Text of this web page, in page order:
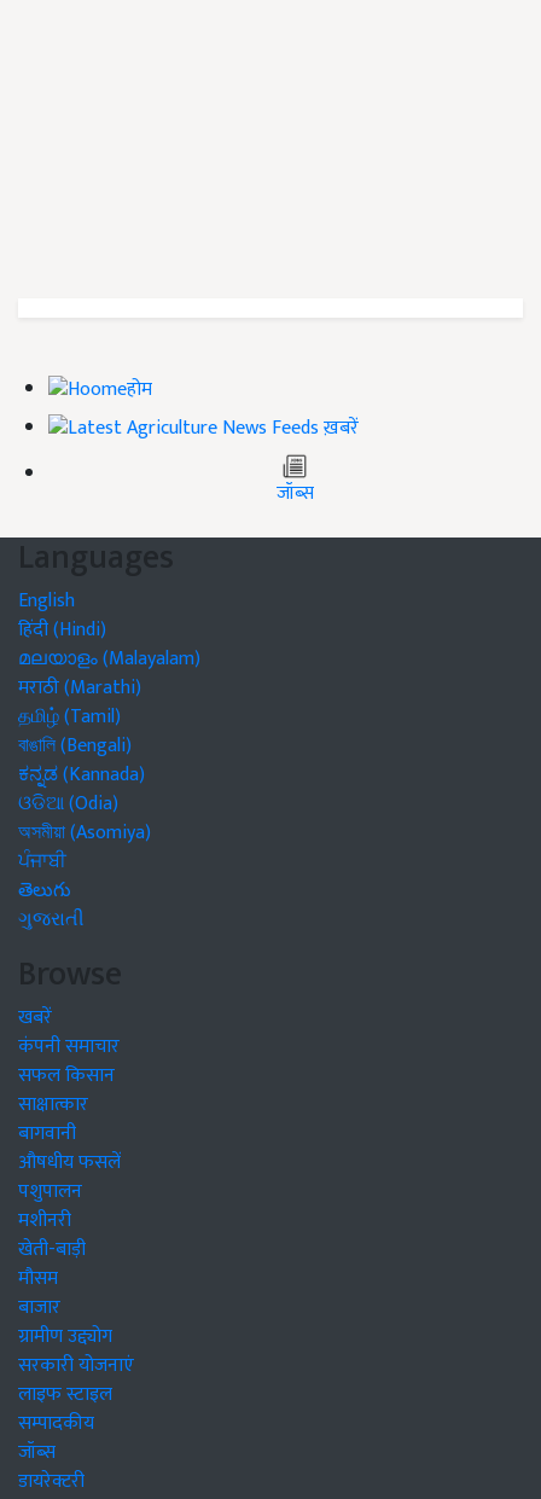
होम
ख़बरें
जॉब्स
Languages
English
हिंदी (Hindi)
മലയാളം (Malayalam)
मराठी (Marathi)
தமிழ் (Tamil)
বাঙালি (Bengali)
ಕನ್ನಡ (Kannada)
ଓଡିଆ (Odia)
অসমীয়া (Asomiya)
ਪੰਜਾਬੀ
తెలుగు
ગુજરાતી
Browse
खबरें
कंपनी समाचार
सफल किसान
साक्षात्कार
बागवानी
औषधीय फसलें
पशुपालन
मशीनरी
खेती-बाड़ी
मौसम
बाजार
ग्रामीण उद्द्योग
सरकारी योजनाएं
लाइफ स्टाइल
सम्पादकीय
जॉब्स
डायरेक्टरी